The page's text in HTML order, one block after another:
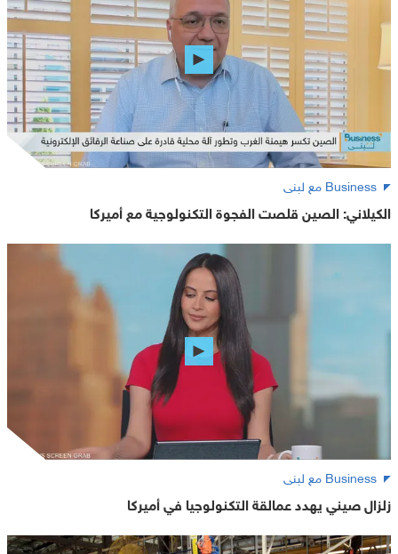
Business مع لبنى
الكيلاني: الصين قلصت الفجوة التكنولوجية مع أميركا
Business مع لبنى
زلزال صيني يهدد عمالقة التكنولوجيا في أميركا